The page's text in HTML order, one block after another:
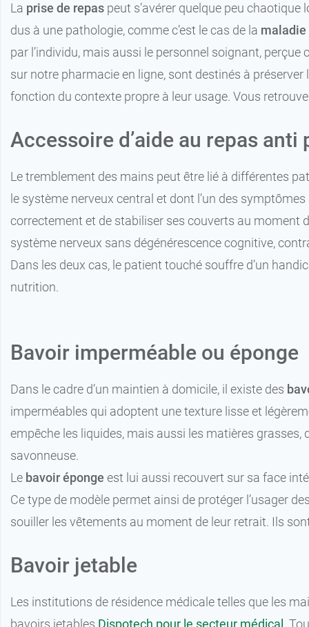
La prise de repas peut s’avérer quelque peu
dus à une pathologie, comme c’est le cas de la maladie
par l’individu, mais aussi le personnel soignant,
sur notre pharmacie en ligne, sont destinés à
fonction du contexte propre à leur usage. Vous
Accessoire d’aide au repas anti
Le tremblement des mains peut être lié à différentes
le système nerveux central et dont l’un des
correctement et de stabiliser ses couverts au moment
système nerveux sans dégénérescence cognitive,
Dans les deux cas, le patient touché souffre d’un
nutrition.
Bavoir imperméable ou éponge
Dans le cadre d’un maintien à domicile, il existe des
imperméables qui adoptent une texture lisse et
empêche les liquides, mais aussi les matières grasses,
savonneuse.
Le bavoir éponge est lui aussi recouvert sur sa face
Ce type de modèle permet ainsi de protéger l’usager
souiller les vêtements au moment de leur retrait. Ils
Bavoir jetable
Les institutions de résidence médicale telles que les
bavoirs jetables Dispotech pour le secteur médical .